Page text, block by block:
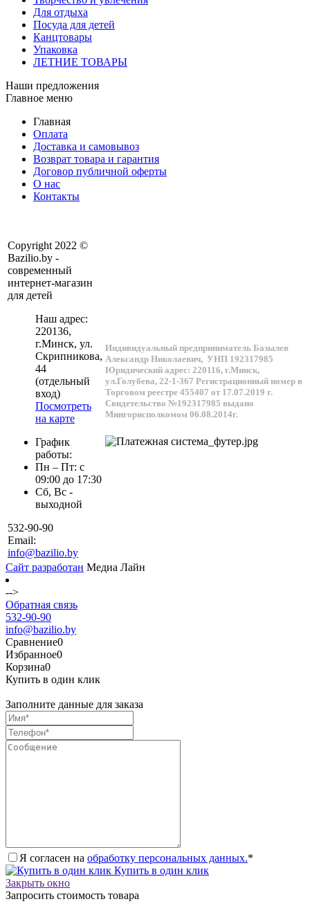
Для отдыха
Посуда для детей
Канцтовары
Упаковка
ЛЕТНИЕ ТОВАРЫ
Наши предложения
Главное меню
Главная
Оплата
Доставка и самовывоз
Возврат товара и гарантия
Договор публичной оферты
О нас
Контакты
Copyright 2022 ©
Bazilio.by -
современный
интернет-магазин
для детей
Наш адрес:
220136,
г.Минск, ул.
Скрипникова,
44
(отдельный
вход)
Посмотреть
на карте
График
работы:
Пн – Пт: с
09:00 до 17:30
Сб, Вс -
выходной
532-90-90
Email:
info@bazilio.by
Индивидуальный предприниматель Базылев
Александр Николаевич, УНП 192317985
Юридический адрес: 220116, г.Минск,
ул.Голубева, 22-1-367 Регистрационный номер в
Торговом реестре 455407 от 17.07.2019 г.
Свидетельство №192317985 выдано
Мингорисполкомом 06.08.2014г.
Сайт разработан Медиа Лайн
-->
Обратная связь
532-90-90
info@bazilio.by
Сравнение0
Избранное0
Корзина0
Купить в один клик
Заполните данные для заказа
Я согласен на обработку персональных данных.*
Купить в один клик
Закрыть окно
Запросить стоимость товара